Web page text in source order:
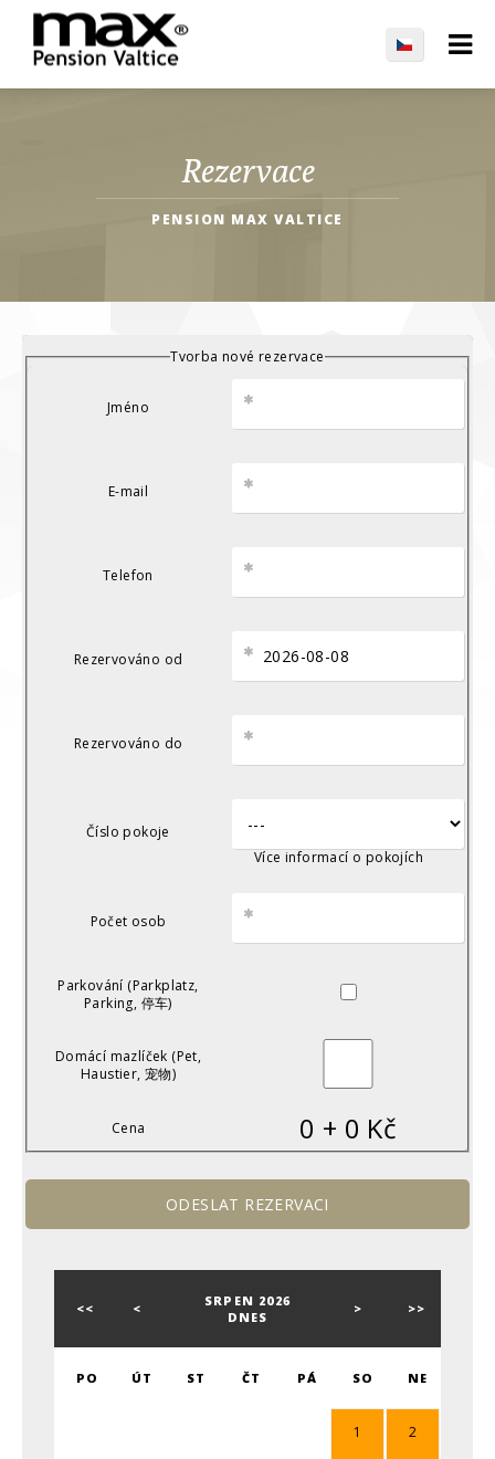
Rezervace
PENSION MAX VALTICE
Tvorba nové rezervace
Jméno
E-mail
Telefon
Rezervováno od
Rezervováno do
Číslo pokoje
Více informací o pokojích
Počet osob
Parkování (Parkplatz,
Parking, 停车)
Domácí mazlíček (Pet,
Haustier, 宠物)
Cena 0 + 0 Kč
<< <
SRPEN 2026
DNES
> >>
PO ÚT ST ČT PÁ SO NE
1 2